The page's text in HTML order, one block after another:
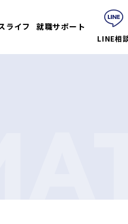
ライフ 就職サポート
LINE相